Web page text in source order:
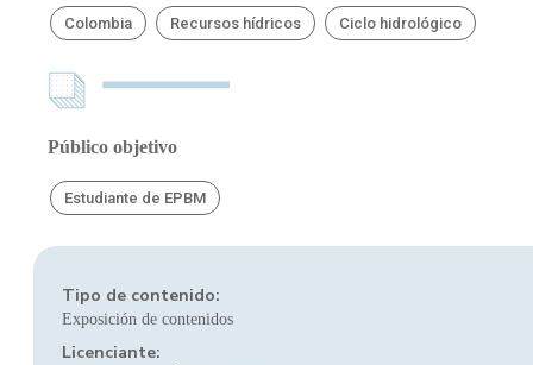
Colombia Recursos hídricos Ciclo hidrológico
Público objetivo
Estudiante de EPBM
Tipo de contenido:
Exposición de contenidos
Licenciante: